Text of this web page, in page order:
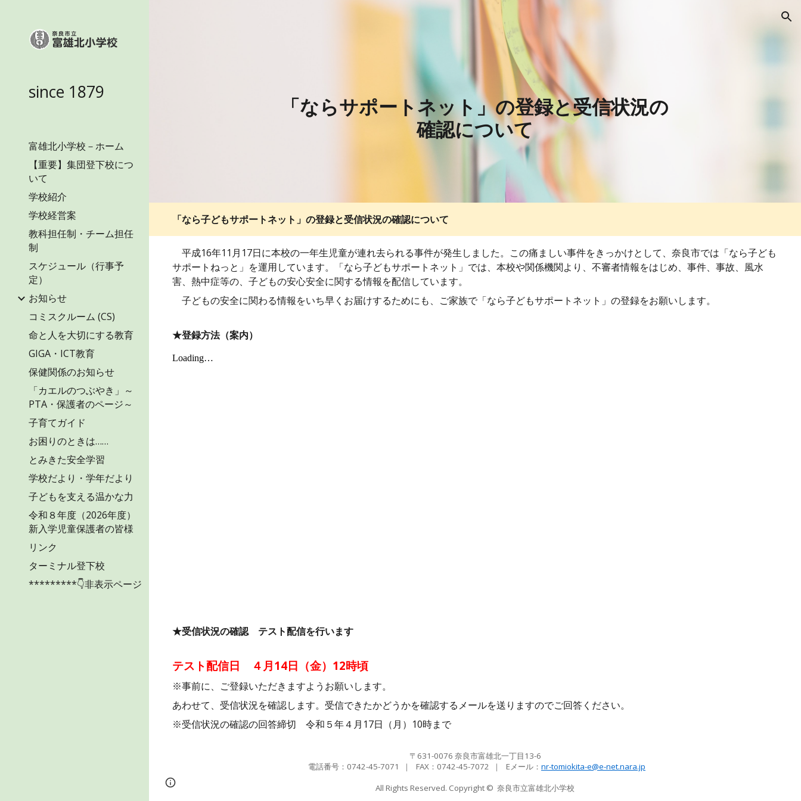
Skip to navigation
since 1879
富雄北小学校－ホーム
【重要】集団登下校につ
いて
学校紹介
学校経営案
教科担任制・チーム担任
制
スケジュール（行事予
定）
お知らせ
コミスクルーム (CS)
命と人を大切にする教育
GIGA・ICT教育
保健関係のお知らせ
「カエルのつぶやき」～
PTA・保護者のページ～
子育てガイド
お困りのときは……
とみきた安全学習
学校だより・学年だより
子どもを支える温かな力
令和８年度（2026年度）
新入学児童保護者の皆様
リンク
ターミナル登下校
*********👇非表示ページ
「ならサポートネット」の登録と受信状況の
確認について
「なら子どもサポートネット」の登録と受信状況の確認について
平成16年11月17日に本校の一年生児童が連れ去られる事件が発生しました。この痛ましい事件をきっかけとして、奈良市では「なら子ども
サポートねっと」を運用しています。「なら子どもサポートネット」では、本校や関係機関より、不審者情報をはじめ、事件、事故、風水
害、熱中症等の、子どもの安心安全に関する情報を配信しています。
子どもの安全に関わる情報をいち早くお届けするためにも、ご家族で「なら子どもサポートネット」の登録をお願いします。
★登録方法（案内）
★受信状況の確認 テスト配信を行います
テスト配信日 ４月14日（金）12時頃
※事前に、ご登録いただきますようお願いします。
あわせて、受信状況を確認します。受信できたかどうかを確認するメールを送りますのでご回答ください。
※受信状況の確認の回答締切 令和５年４月17日（月）10時まで
〒631-0076 奈良市富雄北一丁目13-6
電話番号：0742-45-7071
｜ FAX： 0742-45-7072 ｜ Eメール ： nr-tomiokita-e@e-net.nara.jp
All Rights Reserved. Copyright © 奈良市立富雄北小学校